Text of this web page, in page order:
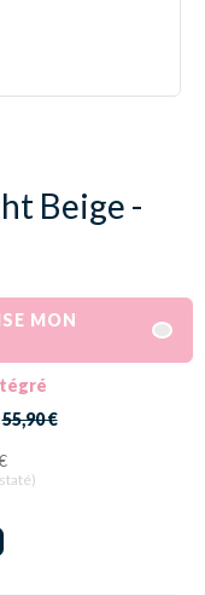
Beige -
MON
55,90 €